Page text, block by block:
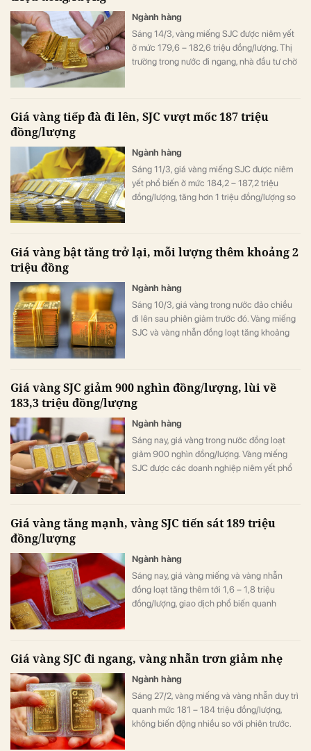
Ngành hàng
Sáng 14/3, vàng miếng SJC được niêm yết
ở mức 179,6 – 182,6 triệu đồng/lượng. Thị
trường trong nước đi ngang, nhà đầu tư chờ
Giá vàng tiếp đà đi lên, SJC vượt mốc 187 triệu
đồng/lượng
Ngành hàng
Sáng 11/3, giá vàng miếng SJC được niêm
yết phổ biến ở mức 184,2 – 187,2 triệu
đồng/lượng, tăng hơn 1 triệu đồng/lượng so
Giá vàng bật tăng trở lại, mỗi lượng thêm khoảng 2
triệu đồng
Ngành hàng
Sáng 10/3, giá vàng trong nước đảo chiều
đi lên sau phiên giảm trước đó. Vàng miếng
SJC và vàng nhẫn đồng loạt tăng khoảng
Giá vàng SJC giảm 900 nghìn đồng/lượng, lùi về
183,3 triệu đồng/lượng
Ngành hàng
Sáng nay, giá vàng trong nước đồng loạt
giảm 900 nghìn đồng/lượng. Vàng miếng
SJC được các doanh nghiệp niêm yết phổ
Giá vàng tăng mạnh, vàng SJC tiến sát 189 triệu
đồng/lượng
Ngành hàng
Sáng nay, giá vàng miếng và vàng nhẫn
đồng loạt tăng thêm tới 1,6 – 1,8 triệu
đồng/lượng, giao dịch phổ biến quanh
Giá vàng SJC đi ngang, vàng nhẫn trơn giảm nhẹ
Ngành hàng
Sáng 27/2, vàng miếng và vàng nhẫn duy trì
quanh mức 181 – 184 triệu đồng/lượng,
không biến động nhiều so với phiên trước.